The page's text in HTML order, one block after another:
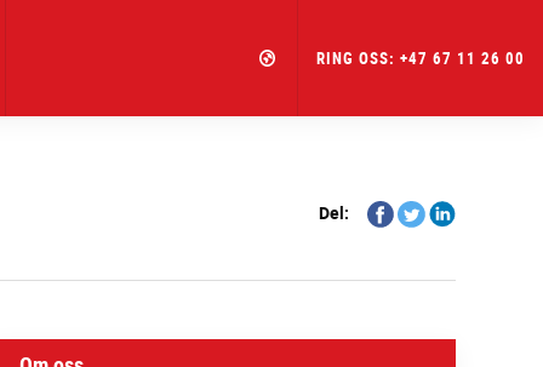
RING OSS: +47 67 11 26 00
Del:
Share
on
Share
on
Share